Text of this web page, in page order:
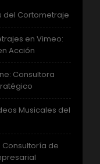
del Cortometraje
en Vimeo:
Acción
Consultora
Musicales del
Consultoría de